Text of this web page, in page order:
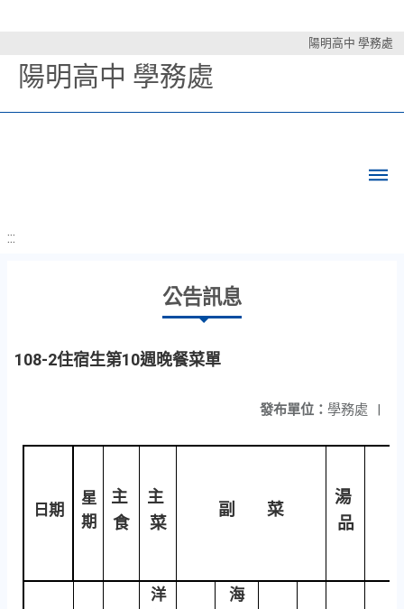
陽明高中 學務處
陽明高中 學務處
:::
公告訊息
108-2住宿生第10週晚餐菜單
發布單位： 學務處 |
日期
星
期
主
食
主
菜
副 菜
湯
品
洋
海